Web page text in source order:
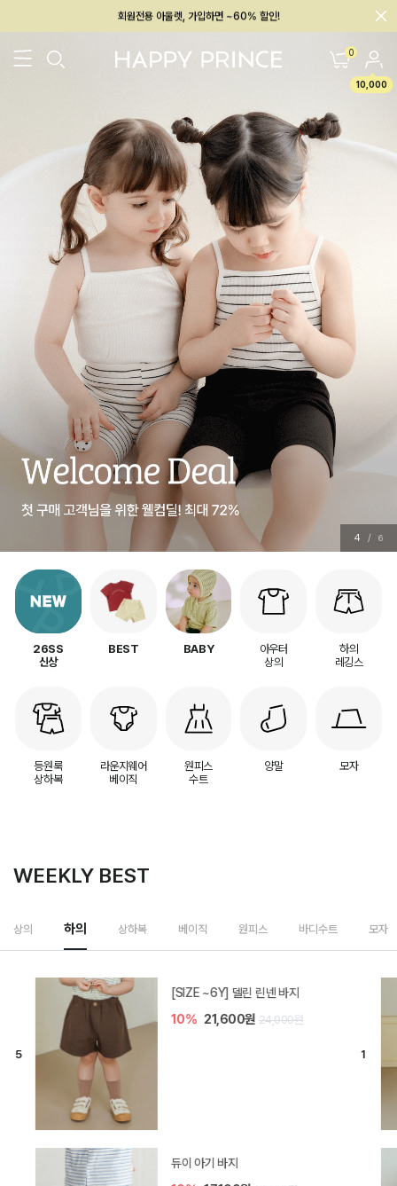
회원전용 아울렛, 가입하면 ~60% 할인!
0
10,000
5 / 6
26SS
신상
BEST BABY
아우터
상의
하의
레깅스
등원룩
상하복
라운지웨어
베이직
원피스
수트
양말 모자
WEEKLY BEST
상의 하의 상하복 베이직 원피스 바디수트 모자
[SIZE ~6Y] 델린 린넨 바지
10% 21,600원 24,000원
듀이 아기 바지